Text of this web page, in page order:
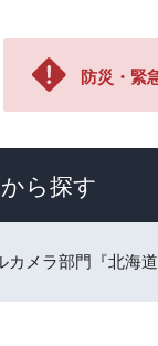
防災・緊
ら探す
カメラ部門『北海道